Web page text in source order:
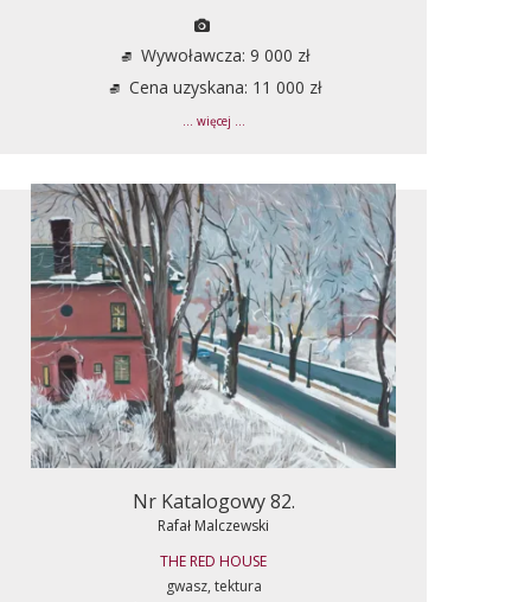
Wywoławcza: 9 000 zł
Cena uzyskana: 11 000 zł
... więcej ...
Nr Katalogowy 82.
Rafał Malczewski
THE RED HOUSE
gwasz, tektura